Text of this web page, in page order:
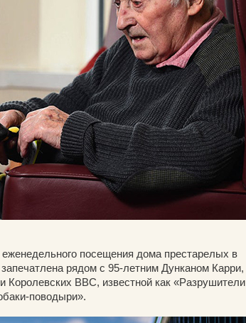
посещения дома престарелых в
рядом с 95-летним Дунканом Карри,
Королевских ВВС, известной как «Разрушители
поводыри».